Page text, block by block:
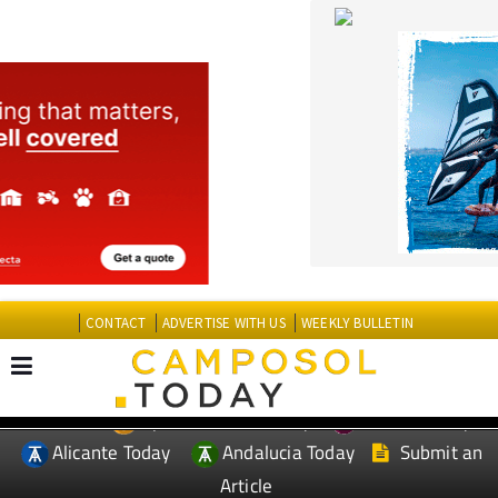
CONTACT ADVERTISE WITH US
EDITIONS: Spanish News Today
Murcia Today
Alicante Today
Andalucia Today
Submit an
Article